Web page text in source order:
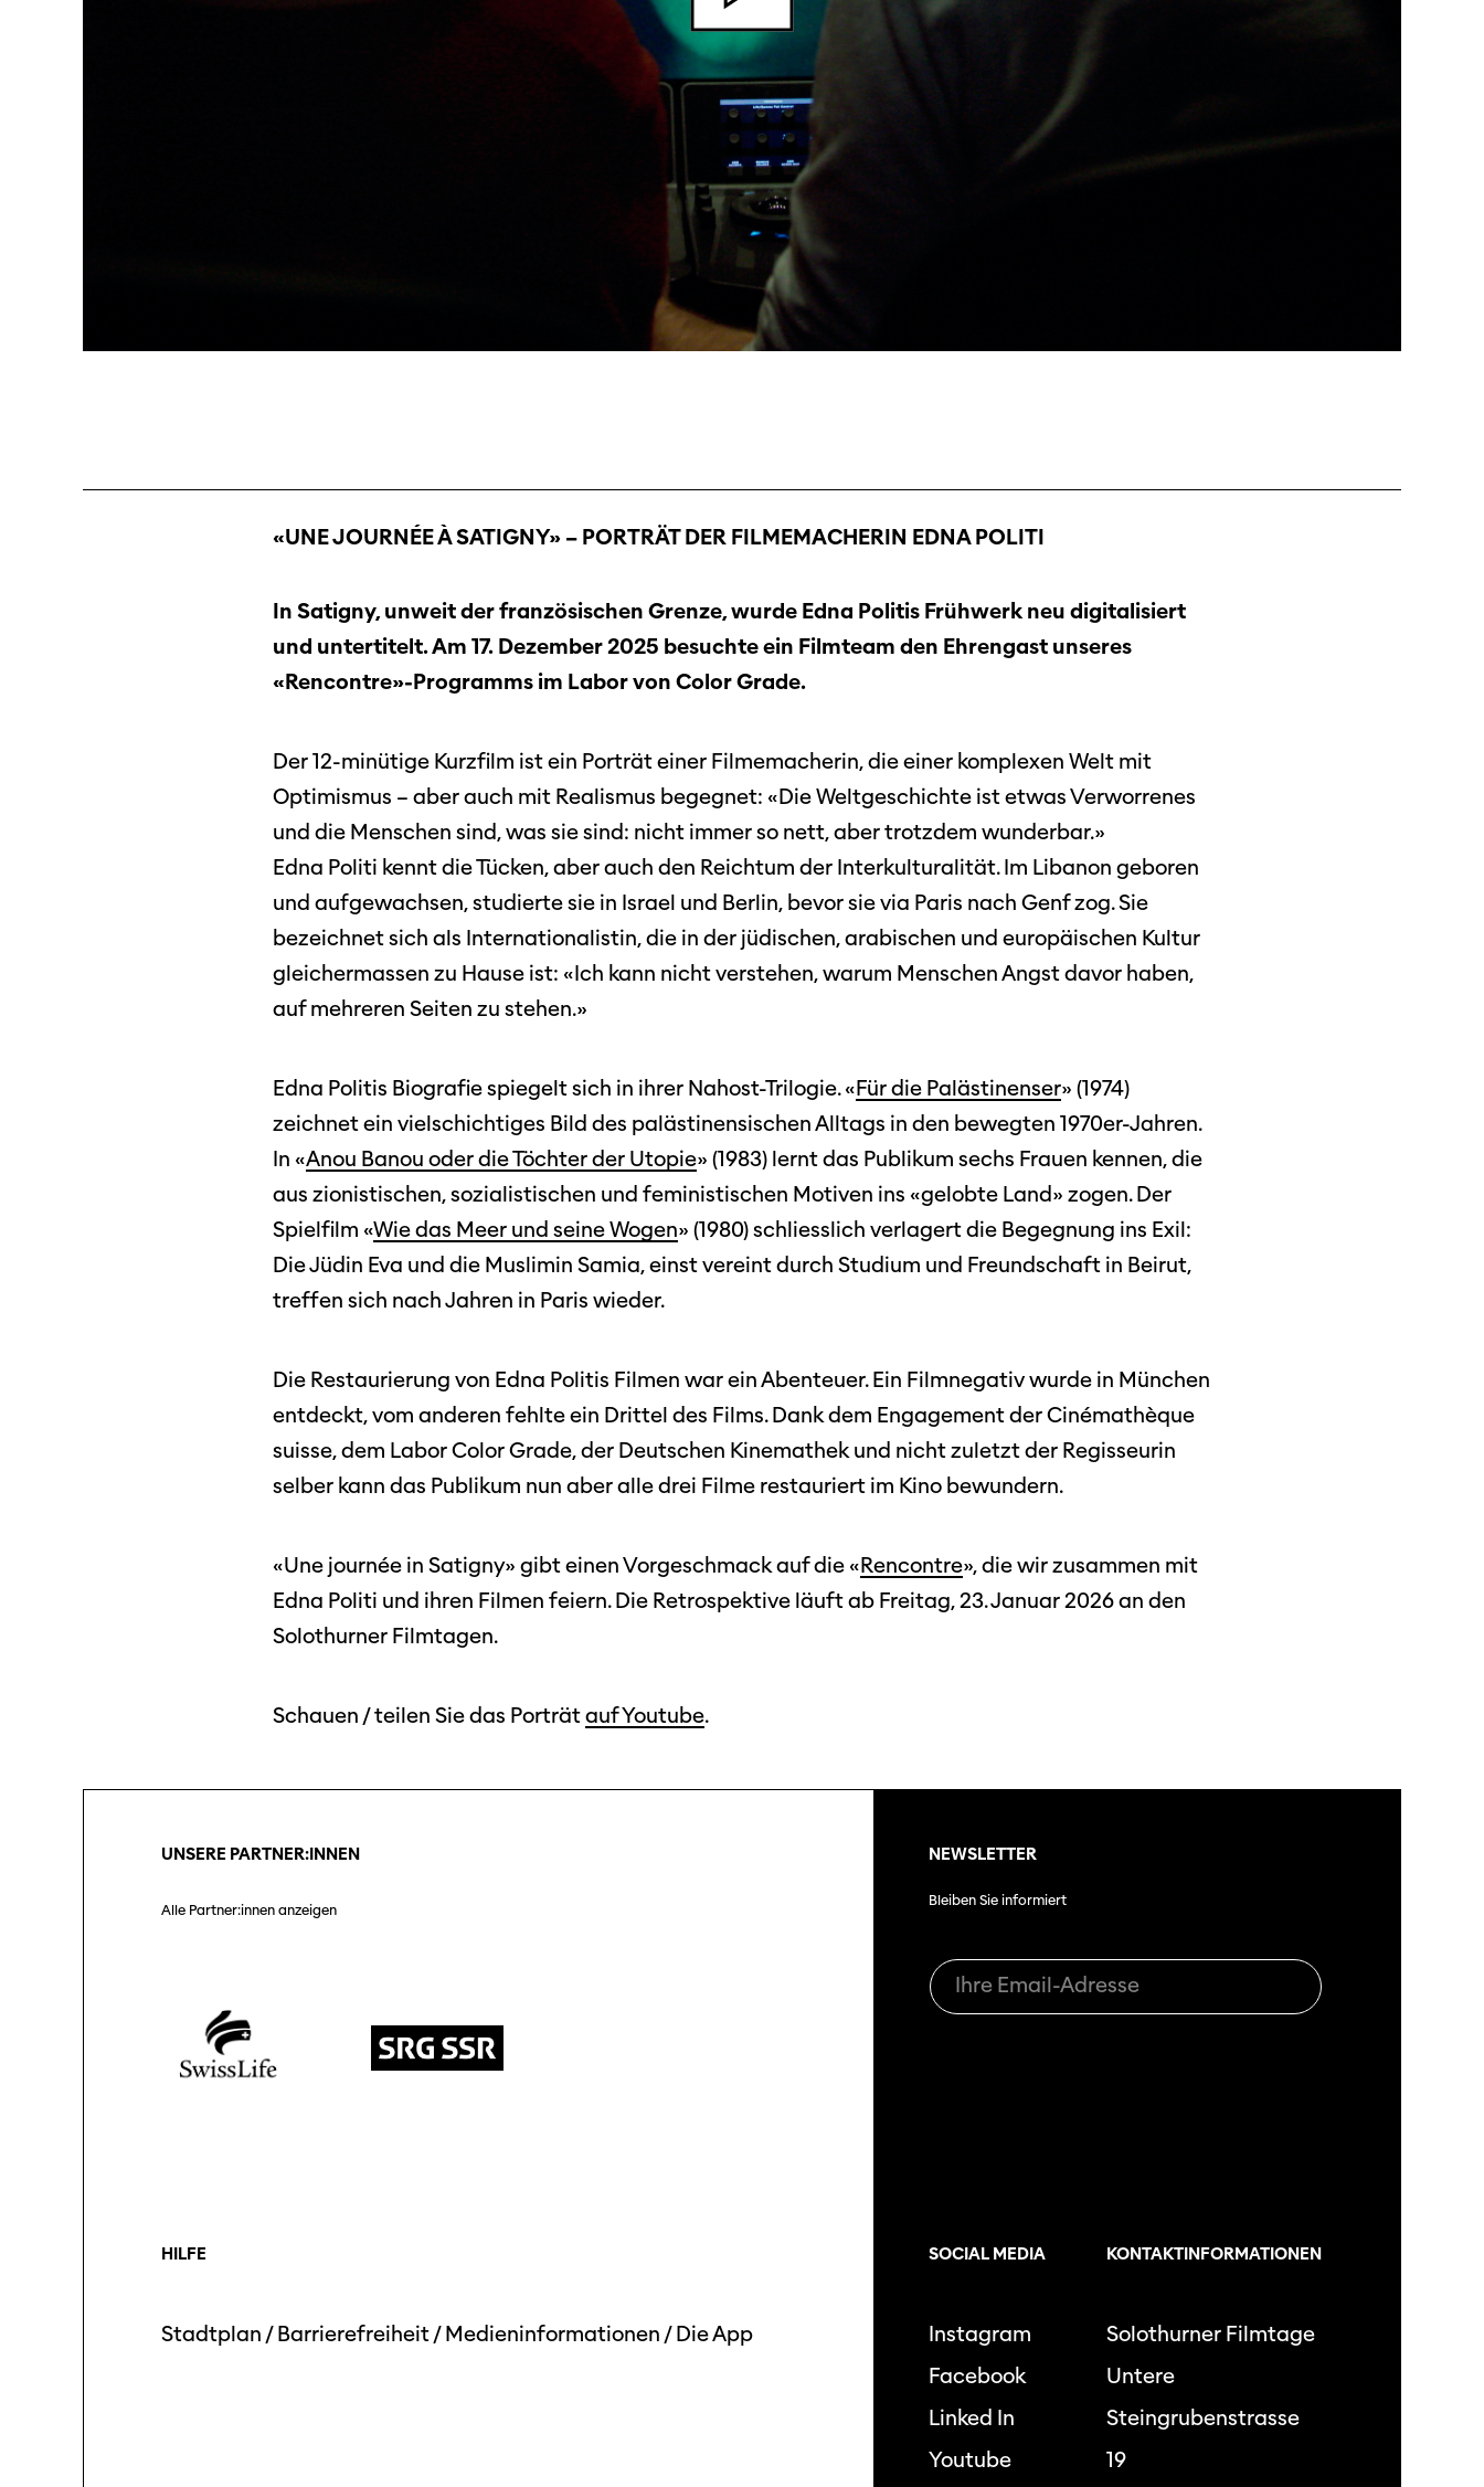
Diese Seite wird mit Internet Explorer
nicht optimal dargestellt. Bitte
verwenden Sie einen anderen Browser.
Partner:innen
Programmhefte
früherer Ausgaben
Login
SO PRO
Das Industry-
Angebot
Medien
Medieninfos
Magazin
Festivalbilder
Instagram
Facebook
Nachhaltigkeit
Verein
Jahresberichte
Übers Jahr
Cinetour
«Panorama Suisse»
Locarno
«UNE JOURNÉE À SATIGNY» – PORTRÄT DER FILMEMACHERIN EDNA POLITI
In Satigny, unweit der französischen Grenze, wurde Edna Politis Frühwerk neu digitalisiert
und untertitelt. Am 17. Dezember 2025 besuchte ein Filmteam den Ehrengast unseres
«Rencontre»-Programms im Labor von Color Grade.
Der 12-minütige Kurzfilm ist ein Porträt einer Filmemacherin, die einer komplexen Welt mit
Optimismus – aber auch mit Realismus begegnet: «Die Weltgeschichte ist etwas Verworrenes
und die Menschen sind, was sie sind: nicht immer so nett, aber trotzdem wunderbar.»
Edna Politi kennt die Tücken, aber auch den Reichtum der Interkulturalität. Im Libanon geboren
und aufgewachsen, studierte sie in Israel und Berlin, bevor sie via Paris nach Genf zog. Sie
bezeichnet sich als Internationalistin, die in der jüdischen, arabischen und europäischen Kultur
gleichermassen zu Hause ist: «Ich kann nicht verstehen, warum Menschen Angst davor haben,
auf mehreren Seiten zu stehen.»
Edna Politis Biografie spiegelt sich in ihrer Nahost-Trilogie. «Für die Palästinenser» (1974)
zeichnet ein vielschichtiges Bild des palästinensischen Alltags in den bewegten 1970er-Jahren.
In «Anou Banou oder die Töchter der Utopie» (1983) lernt das Publikum sechs Frauen kennen, die
aus zionistischen, sozialistischen und feministischen Motiven ins «gelobte Land» zogen. Der
Spielfilm «Wie das Meer und seine Wogen» (1980) schliesslich verlagert die Begegnung ins Exil:
Die Jüdin Eva und die Muslimin Samia, einst vereint durch Studium und Freundschaft in Beirut,
treffen sich nach Jahren in Paris wieder.
Die Restaurierung von Edna Politis Filmen war ein Abenteuer. Ein Filmnegativ wurde in München
entdeckt, vom anderen fehlte ein Drittel des Films. Dank dem Engagement der Cinémathèque
suisse, dem Labor Color Grade, der Deutschen Kinemathek und nicht zuletzt der Regisseurin
selber kann das Publikum nun aber alle drei Filme restauriert im Kino bewundern.
«Une journée in Satigny» gibt einen Vorgeschmack auf die «Rencontre», die wir zusammen mit
Edna Politi und ihren Filmen feiern. Die Retrospektive läuft ab Freitag, 23. Januar 2026 an den
Solothurner Filmtagen.
Schauen / teilen Sie das Porträtauf Youtube.
UNSERE PARTNER:INNEN
Alle Partner:innen anzeigen
NEWSLETTER
Bleiben Sie informiert
HILFE
Stadtplan /Barrierefreiheit/Medieninformationen /Die App
SOCIAL MEDIA
Instagram
Facebook
Linked In
Youtube
KONTAKTINFORMATIONEN
Solothurner Filmtage
Untere
Steingrubenstrasse
19